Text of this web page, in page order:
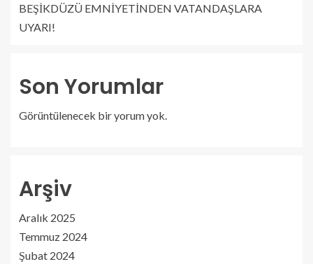
BEŞİKDÜZÜ EMNİYETİNDEN VATANDAŞLARA
UYARI!
Son Yorumlar
Görüntülenecek bir yorum yok.
Arşiv
Aralık 2025
Temmuz 2024
Şubat 2024